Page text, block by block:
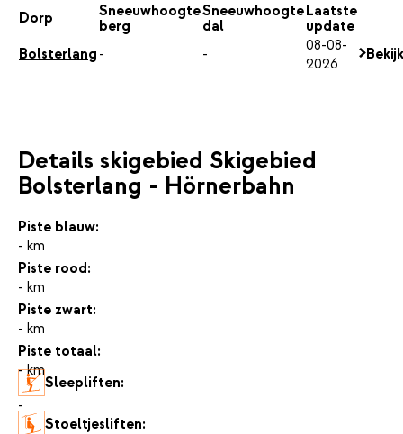
Dorp
Sneeuwhoogte
berg
Sneeuwhoogte
dal
Laatste
update
Bolsterlang - -
08-08-
2026
Details skigebied Skigebied
Bolsterlang - Hörnerbahn
Piste blauw:
- km
Piste rood:
- km
Piste zwart:
- km
Piste totaal:
- km
Sleepliften:
-
Stoeltjesliften: